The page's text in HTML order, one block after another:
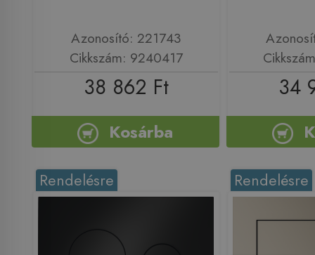
Azonosító: 221743
Cikkszám: 9240417
38 862 Ft
Kosárba
34
Rendelésre Rendelésre